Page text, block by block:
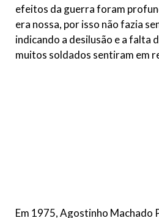
efeitos da guerra foram
era nossa, por isso não fazia
indicando a desilusão e a falta
muitos soldados sentiram em
Em 1975, Agostinho Machado